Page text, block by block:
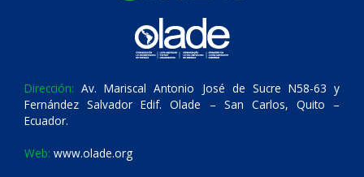
Dirección: Av. Mariscal Antonio José de Sucre N58-63 y
Fernández Salvador Edif. Olade – San Carlos, Quito –
Ecuador.
Web: www.olade.org